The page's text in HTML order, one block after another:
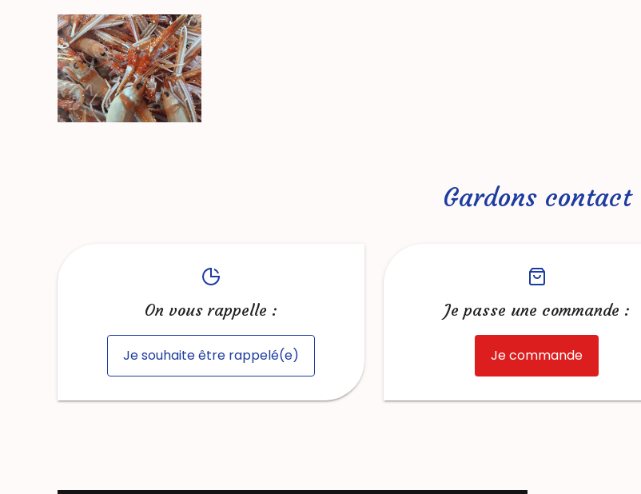
Gardons contact
On vous rappelle :
Je souhaite être rappelé(e)
Je passe une commande :
Je commande